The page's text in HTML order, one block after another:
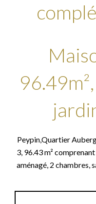
Peypin,Quartier
3, 96.43 m²
aménagé, 2 chambres,